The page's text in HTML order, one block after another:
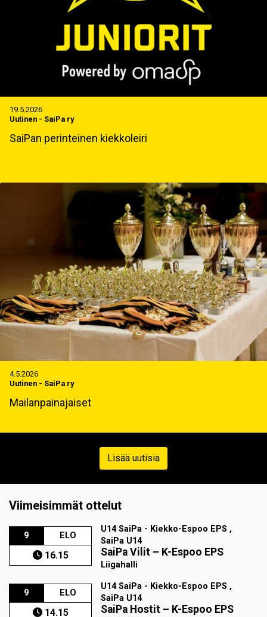
19.5.2026
Uutinen - SaiPa ry
SaiPan perinteinen kiekkoleiri
4.5.2026
Uutinen - SaiPa ry
Mailanpainajaiset
Lisää uutisia
Viimeisimmät ottelut
9 ELO
16.15
U14 SaiPa - Kiekko-Espoo EPS ,
SaiPa U14
SaiPa Vilit – K-Espoo EPS
Liigahalli
9 ELO
14.15
U14 SaiPa - Kiekko-Espoo EPS ,
SaiPa U14
SaiPa Hostit – K-Espoo EPS